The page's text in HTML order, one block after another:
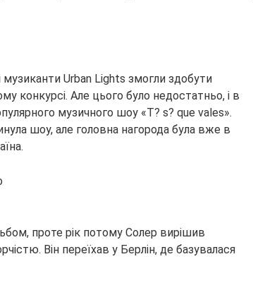
музиканти Urban Lights змогли здобути
конкурсі. Але цього було недостатньо, і в
музичного шоу «T? s? que vales».
шоу, але головна нагорода була вже в
проте рік потому Солер вирішив
Він переїхав у Берлін, де базувалася